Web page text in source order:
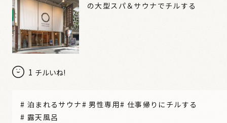
1 チルいね!
の大型スパ＆サウナでチルする
# 泊まれるサウナ#男性専用# 仕事帰りにチルする
# 露天風呂